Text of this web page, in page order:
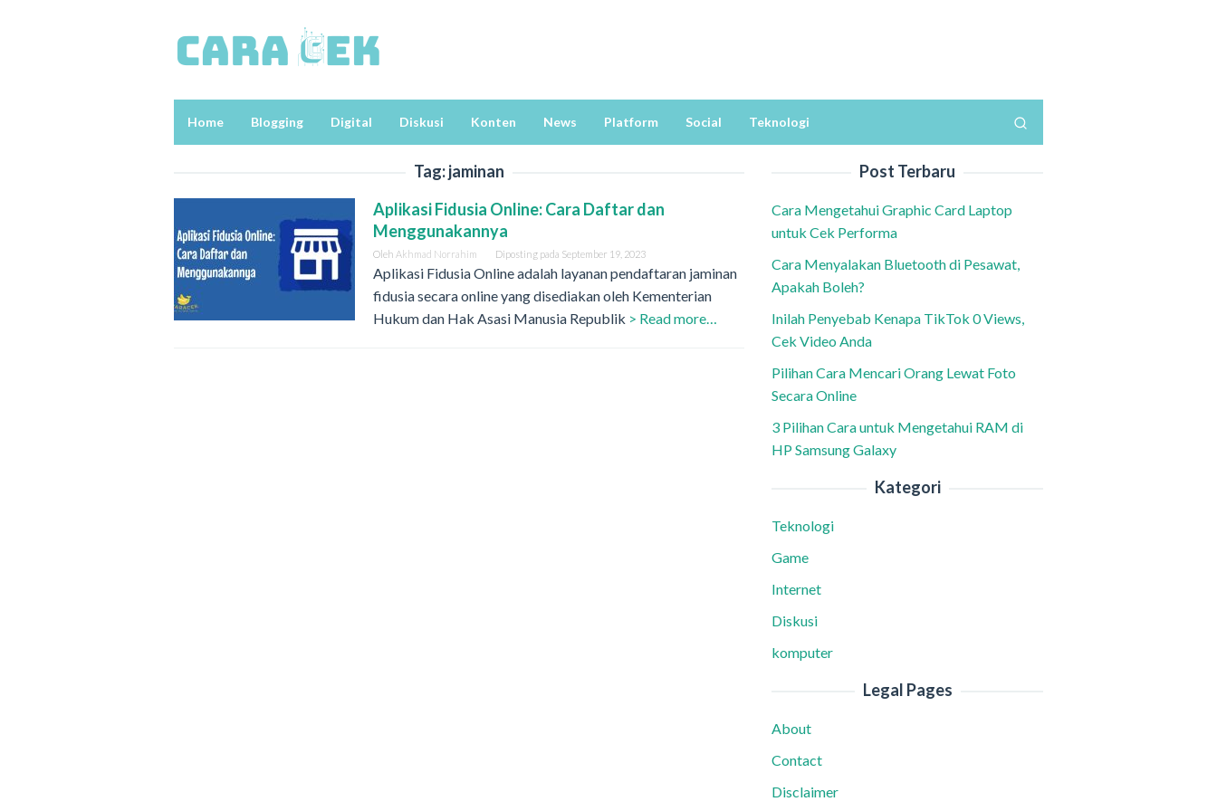
Home Blogging Digital Diskusi Konten News Platform Social Teknologi
Tag:jaminan
Aplikasi Fidusia Online: Cara Daftar dan
Menggunakannya
Oleh Akhmad Norrahim Diposting pada September 19, 2023
Aplikasi Fidusia Online adalah layanan pendaftaran jaminan
fidusia secara online yang disediakan oleh Kementerian
Hukum dan Hak Asasi Manusia Republik > Read more…
Post Terbaru
Cara Mengetahui Graphic Card Laptop
untuk Cek Performa
Cara Menyalakan Bluetooth di Pesawat,
Apakah Boleh?
Inilah Penyebab Kenapa TikTok 0 Views,
Cek Video Anda
Pilihan Cara Mencari Orang Lewat Foto
Secara Online
3 Pilihan Cara untuk Mengetahui RAM di
HP Samsung Galaxy
Kategori
Teknologi
Game
Internet
Diskusi
komputer
Legal Pages
About
Contact
Disclaimer